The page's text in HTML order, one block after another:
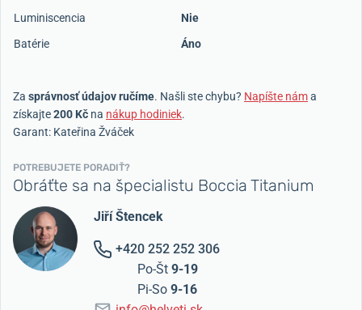
Luminiscencia
Nie
Batérie
Áno
Za správnosť údajov ručíme. Našli ste chybu? Napíšte náma
získajte200 Kč na nákup hodiniek.
Garant: Kateřina Žváček
POTREBUJETE PORADIŤ?
Obráťte sa na špecialistu Boccia Titanium
Jiří Štencek
+420 252 252 306
Po-Št 9-19
Pi-So 9-16